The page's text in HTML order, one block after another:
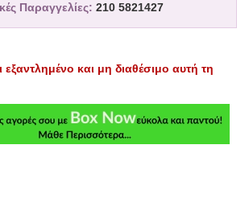
Παραγγελίες: 210 5821427
εξαντλημένο και μη διαθέσιμο αυτή τη